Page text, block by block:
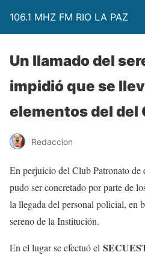
106.1 MHZ FM RIO LA PAZ
Un llamado del
impidió que se
elementos del del
Redaccion
En perjuicio del Club Patronato
pudo ser concretado por parte de
la llegada del personal policial, en
sereno de la Institución.
En el lugar se efectuó el